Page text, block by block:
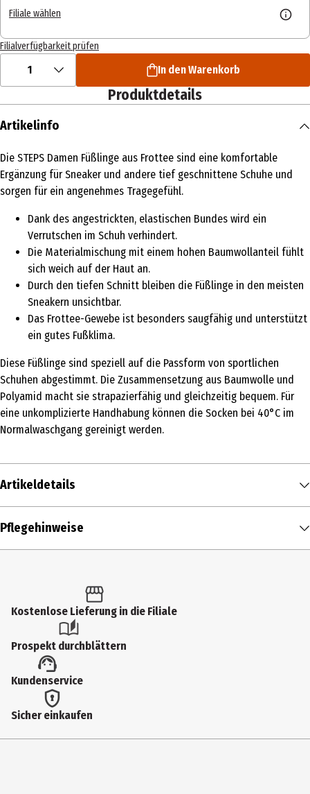
Filiale wählen
Filialverfügbarkeit prüfen
1 In den Warenkorb
Produktdetails
Artikelinfo
Die STEPS Damen Füßlinge aus Frottee sind eine komfortable
Ergänzung für Sneaker und andere tief geschnittene Schuhe und
sorgen für ein angenehmes Tragegefühl.
Dank des angestrickten, elastischen Bundes wird ein
Verrutschen im Schuh verhindert.
Die Materialmischung mit einem hohen Baumwollanteil fühlt
sich weich auf der Haut an.
Durch den tiefen Schnitt bleiben die Füßlinge in den meisten
Sneakern unsichtbar.
Das Frottee-Gewebe ist besonders saugfähig und unterstützt
ein gutes Fußklima.
Diese Füßlinge sind speziell auf die Passform von sportlichen
Schuhen abgestimmt. Die Zusammensetzung aus Baumwolle und
Polyamid macht sie strapazierfähig und gleichzeitig bequem. Für
eine unkomplizierte Handhabung können die Socken bei 40°C im
Normalwaschgang gereinigt werden.
Artikeldetails
Inhalt
Sneaker & Füßlinge
Größenspanne
schwarz
Materialdetails
Pflegehinweise
Kostenlose Lieferung in die Filiale
Prospekt durchblättern
Kundenservice
Sicher einkaufen